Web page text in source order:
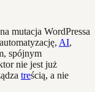
mutacja WordPressa
AI,
spójnym
nie jest już
treścią, a nie